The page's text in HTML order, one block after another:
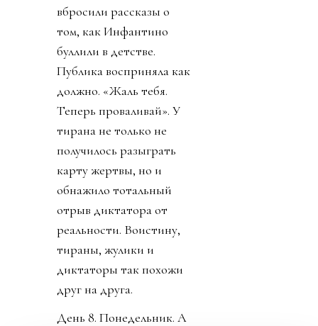
вбросили рассказы о
том, как Инфантино
буллили в детстве.
Публика восприняла как
должно. «Жаль тебя.
Теперь проваливай». У
тирана не только не
получилось разыграть
карту жертвы, но и
обнажило тотальный
отрыв диктатора от
реальности. Воистину,
тираны, жулики и
диктаторы так похожи
друг на друга.
День 8. Понедельник. А